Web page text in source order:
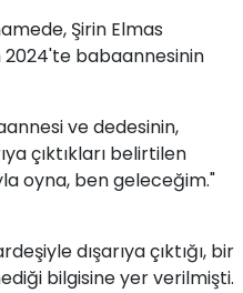
Şirin Elmas
2024'te babaannesinin
ve dedesinin,
çıktıkları belirtilen
oyna, ben geleceğim."
dışarıya çıktığı, bir
bilgisine yer verilmişti.